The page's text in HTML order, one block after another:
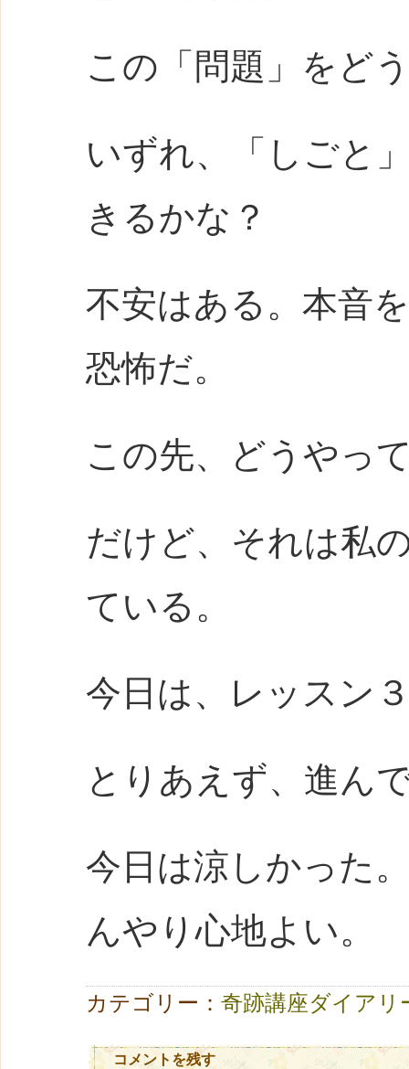
この「問題」をど
いずれ、「しごと
きるかな？
不安はある。本音
恐怖だ。
この先、どうやっ
だけど、それは私
ている。
今日は、レッスン
とりあえず、進ん
今日は涼しかった
んやり心地よい。
カテゴリー： 奇跡講座ダイアリ
コメントを残す